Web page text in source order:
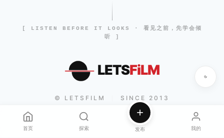
[ LISTEN BEFORE IT LOOKS · 看见之前，先学会倾
听 ]
LETSFiLM
© LETSFILM SINCE 2013
首页 探索 发布 我的